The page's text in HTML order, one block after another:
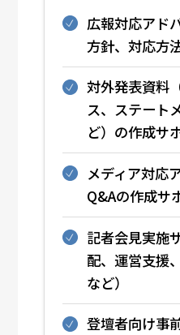
広報対応アド
方針、対応方
対外発表資料
ス、ステート
ど）の作成サ
メディア対応
Q&Aの作成サ
記者会見実施
配、運営支援
など）
登壇者向け事